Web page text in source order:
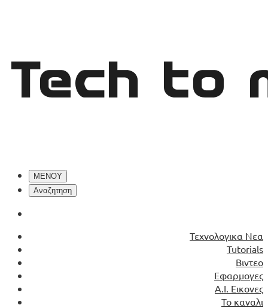
ΜΕΝΟΥ
Αναζητηση
Τεχνολογικα Νεα
Tutorials
Βιντεο
Εφαρμογες
Α.Ι. Εικονες
Το καναλι